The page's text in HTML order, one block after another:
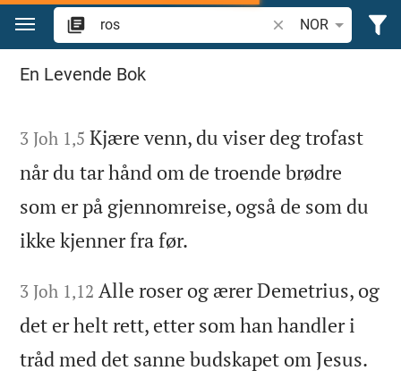
Skift til innhold
Søk bibelvers eller
NOR
Søk i Bibelen
En Levende Bok
3 Joh 1,5 Kjære venn, du viser deg trofast
når du tar hånd om de troende brødre
som er på gjennomreise, også de som du
ikke kjenner fra før.
3 Joh 1,12 Alle roser og ærer Demetrius, og
det er helt rett, etter som han handler i
tråd med det sanne budskapet om Jesus.